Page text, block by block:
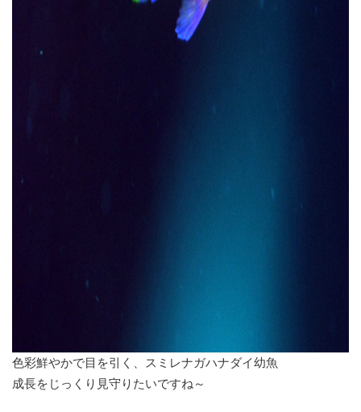
色彩鮮やかで目を引く、スミレナガハナダイ幼魚
成長をじっくり見守りたいですね～